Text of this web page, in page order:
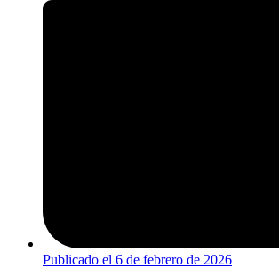
Publicado el 6 de febrero de 2026